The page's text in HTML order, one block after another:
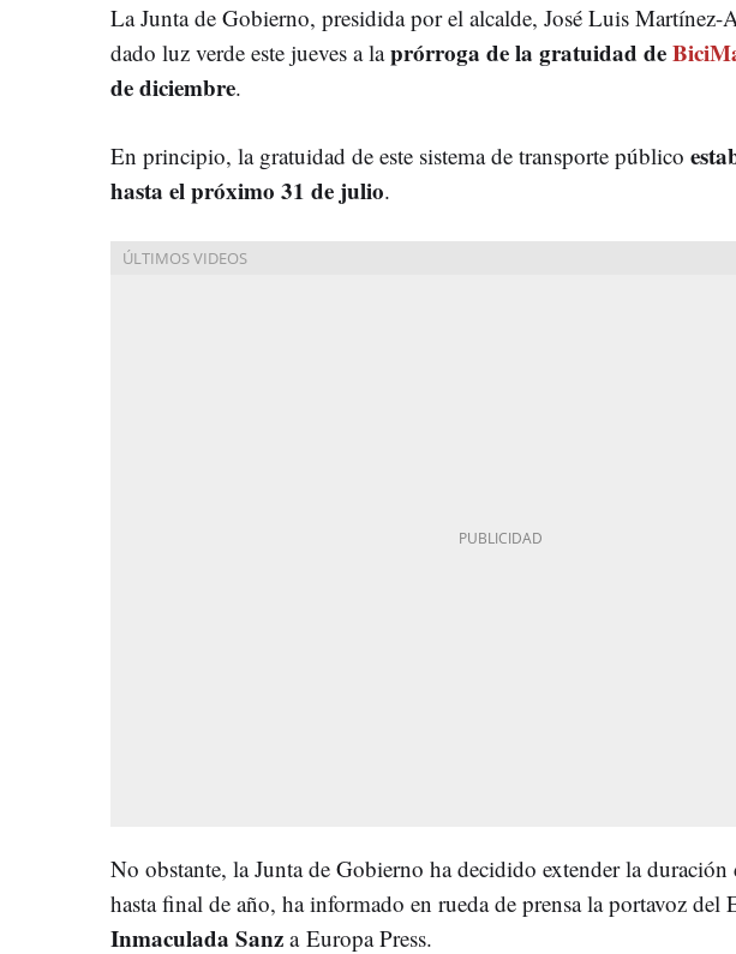
La Junta de Gobierno, presidida por el alcalde, José Luis Martínez-
dado luz verde este jueves a laprórroga de la gratuidad de
de diciembre.
En principio, la gratuidad de este sistema de transporte público
hasta el próximo 31 de julio.
No obstante, la Junta de Gobierno ha decidido extender la duración
hasta final de año, ha informado en rueda de prensa la portavoz del
Inmaculada Sanz a Europa Press.